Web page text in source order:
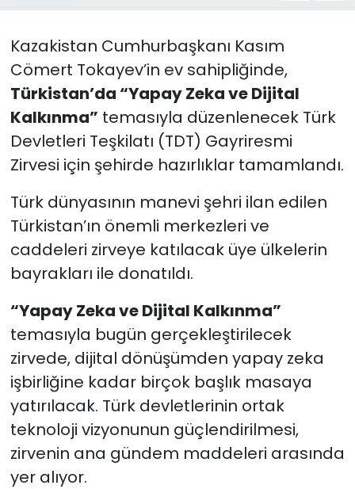
Kazakistan Cumhurbaşkanı Kasım
Cömert Tokayev’in ev sahipliğinde,
Türkistan’da “Yapay Zeka ve Dijital
Kalkınma” temasıyla düzenlenecek Türk
Devletleri Teşkilatı (TDT) Gayriresmi
Zirvesi için şehirde hazırlıklar tamamlandı.
Türk dünyasının manevi şehri ilan edilen
Türkistan’ın önemli merkezleri ve
caddeleri zirveye katılacak üye ülkelerin
bayrakları ile donatıldı.
“Yapay Zeka ve Dijital Kalkınma”
temasıyla bugün gerçekleştirilecek
zirvede, dijital dönüşümden yapay zeka
işbirliğine kadar birçok başlık masaya
yatırılacak. Türk devletlerinin ortak
teknoloji vizyonunun güçlendirilmesi,
zirvenin ana gündem maddeleri arasında
yer alıyor.
Nöbetçi Eczaneler
Otomobil Dünyası
Politika
Spor
Teknoloji
TÜRKiYE
Video Galeri
YAŞAM
Yazarlar